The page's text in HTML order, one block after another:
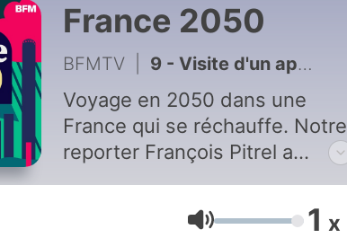
France 2050
BFMTV 9 - Visite d'un appartement autonome en 2050
Voyage en 2050 dans une
France qui se réchauffe. Notre
reporter François Pitrel a
dans le futur et nous a envoyé
une série de reportages pour
Volym 1 x